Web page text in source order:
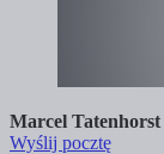
Marcel Tatenhorst
Wyślij pocztę